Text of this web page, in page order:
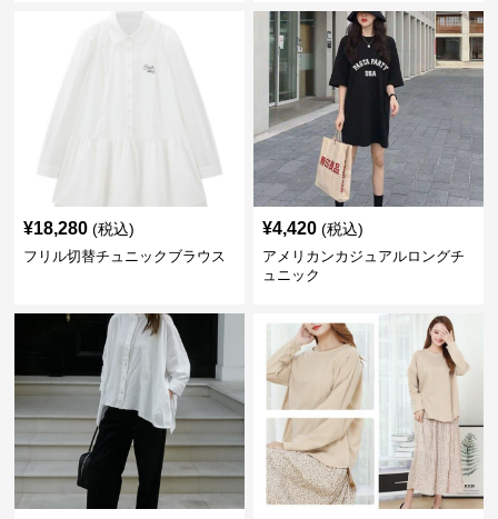
¥18,280 (税込)
フリル切替チュニックブラウス
¥4,420 (税込)
アメリカンカジュアルロングチ
ュニック